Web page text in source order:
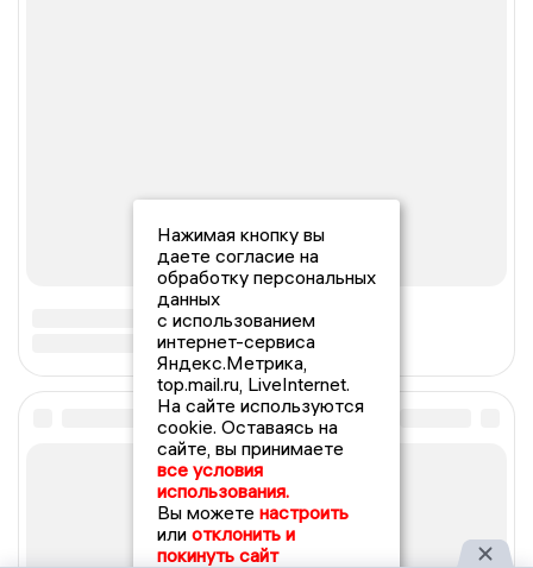
Нажимая кнопку вы
даете согласие на
обработку персональных
данных
с использованием
интернет-сервиса
Яндекс.Метрика,
top.mail.ru, LiveInternet.
На сайте используются
cookie. Оставаясь на
сайте, вы принимаете
все условия
использования.
Вы можете настроить
или отклонить и
покинуть сайт